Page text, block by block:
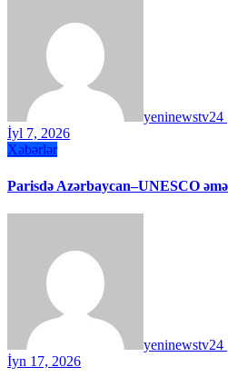
yeninewstv24
İyl 7, 2026
Xəbərlər
Parisdə Azərbaycan–UNESCO
yeninewstv24
İyn 17, 2026